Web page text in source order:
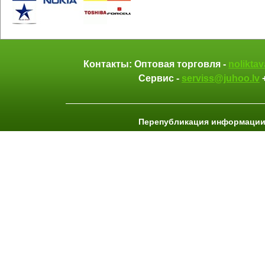
Контакты: Оптовая торговля -
Сервис - serviss@juhoo.lv
Перепубликация